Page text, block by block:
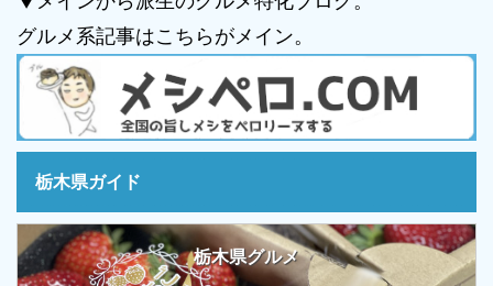
グルメ系記事はこちらがメイン。
栃木県ガイド
栃木県グルメ